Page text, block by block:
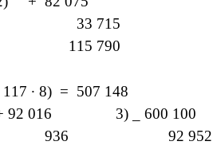
33 715
790
∙ 8) = 507 148
016 3) _ 600 100
92 952